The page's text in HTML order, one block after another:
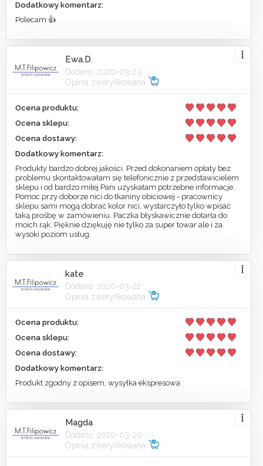
Dodatkowy komentarz:
Polecam 👍
Ewa.D.
Dodano: 2020-03-23
Opinia zweryfikowana
Ocena produktu:
Ocena sklepu:
Ocena dostawy:
Dodatkowy komentarz:
Produkty bardzo dobrej jakości. Przed dokonaniem opłaty bez
problemu skontaktowałam się telefonicznie z przedstawicielem
sklepu i od bardzo miłej Pani uzyskałam potrzebne informacje.
Pomoc przy doborze nici do tkaniny obiciowej - pracownicy
sklepu sami mogą dobrać kolor nici, wystarczyło tylko wpisać
taką prośbę w zamówieniu. Paczka błyskawicznie dotarła do
moich rąk. Pięknie dziękuję nie tylko za super towar ale i za
wysoki poziom usług.
kate
Dodano: 2020-03-22
Opinia zweryfikowana
Ocena produktu:
Ocena sklepu:
Ocena dostawy:
Dodatkowy komentarz:
Produkt zgodny z opisem, wysyłka ekspresowa
Magda
Dodano: 2020-03-20
Opinia zweryfikowana